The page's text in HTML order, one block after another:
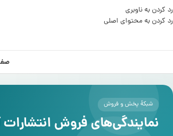
رد کردن به ناوبری
رد کردن به محتوای اصلی
شبکۀ پخش و فروش
نمایندگی‌های فروش